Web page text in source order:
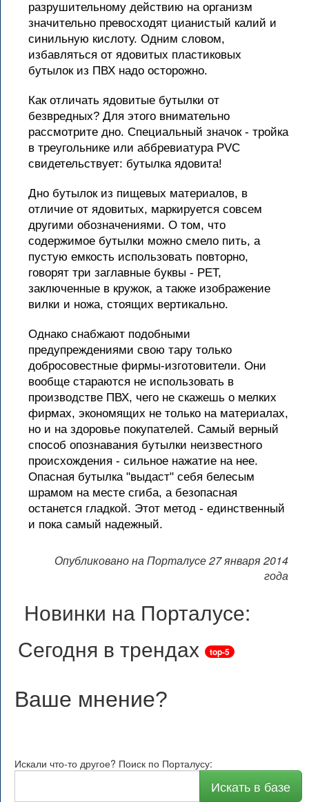
разрушительному действию на организм
значительно превосходят цианистый калий и
синильную кислоту. Одним словом,
избавляться от ядовитых пластиковых
бутылок из ПВХ надо осторожно.
Как отличать ядовитые бутылки от
безвредных? Для этого внимательно
рассмотрите дно. Специальный значок - тройка
в треугольнике или аббревиатура РVC
свидетельствует: бутылка ядовита!
Дно бутылок из пищевых материалов, в
отличие от ядовитых, маркируется совсем
другими обозначениями. О том, что
содержимое бутылки можно смело пить, а
пустую емкость использовать повторно,
говорят три заглавные буквы - РЕТ,
заключенные в кружок, а также изображение
вилки и ножа, стоящих вертикально.
Однако снабжают подобными
предупреждениями свою тару только
добросовестные фирмы-изготовители. Они
вообще стараются не использовать в
производстве ПВХ, чего не скажешь о мелких
фирмах, экономящих не только на материалах,
но и на здоровье покупателей. Самый верный
способ опознавания бутылки неизвестного
происхождения - сильное нажатие на нее.
Опасная бутылка "выдаст" себя белесым
шрамом на месте сгиба, а безопасная
останется гладкой. Этот метод - единственный
и пока самый надежный.
Опубликовано на Порталусе 27 января 2014
года
Новинки на Порталусе:
Сегодня в трендах
top-5
Ваше мнение?
Искали что-то другое? Поиск по Порталусу:
Искать в базе